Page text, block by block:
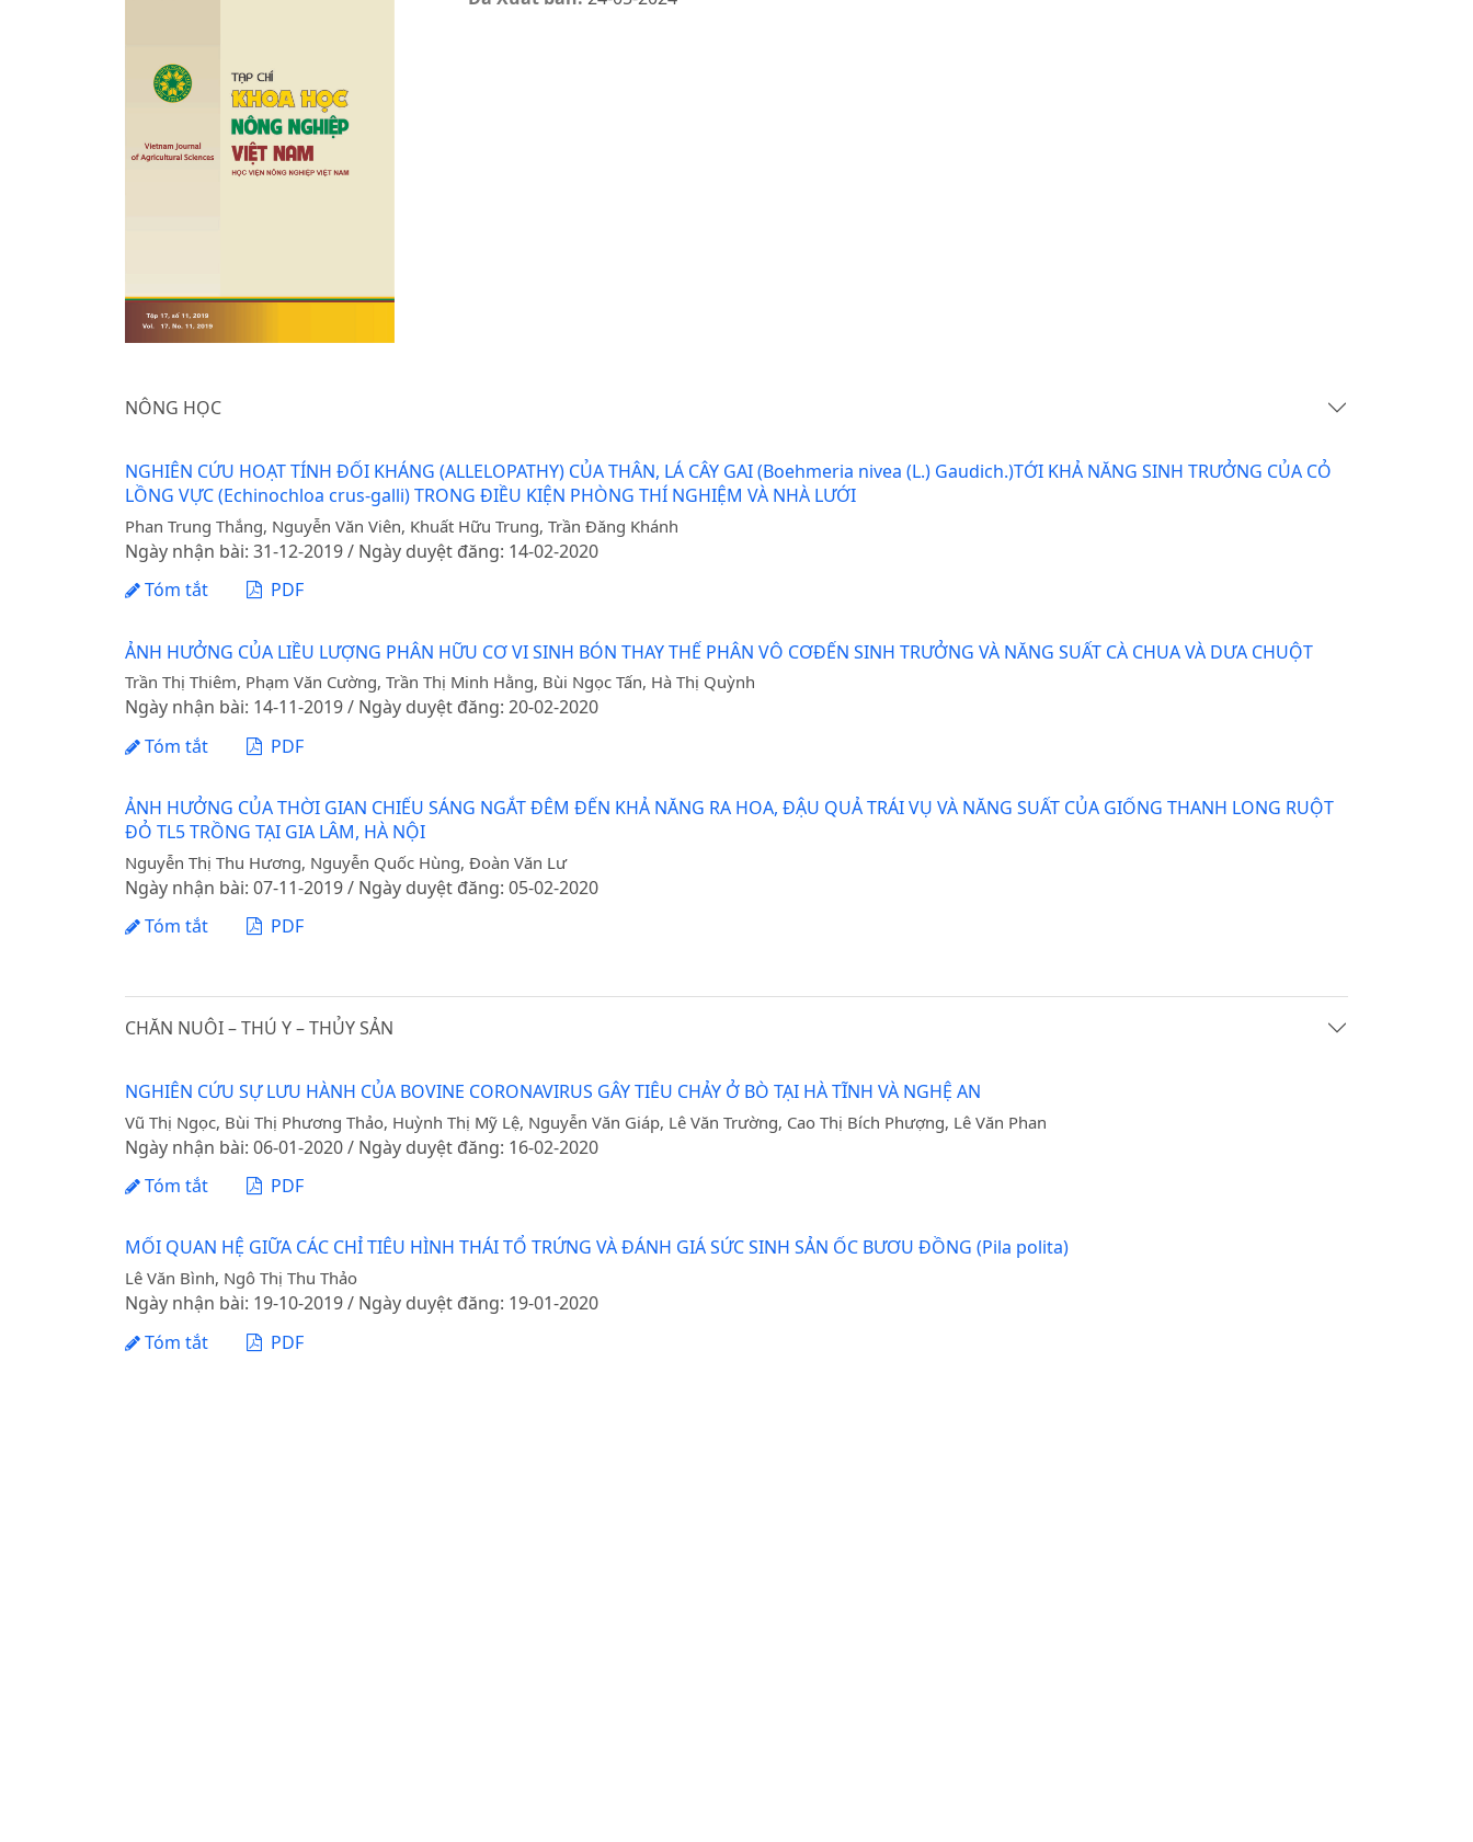
NÔNG HỌC
NGHIÊN CỨU HOẠT TÍNH ĐỐI KHÁNG (ALLELOPATHY) CỦA THÂN, LÁ CÂY GAI (Boehmeria nivea (L.) Gaudich.)TỚI KHẢ NĂNG SINH TRƯỞNG CỦA CỎ
LỒNG VỰC (Echinochloa crus-galli) TRONG ĐIỀU KIỆN PHÒNG THÍ NGHIỆM VÀ NHÀ LƯỚI
Phan Trung Thắng, Nguyễn Văn Viên, Khuất Hữu Trung, Trần Đăng Khánh
Ngày nhận bài: 31-12-2019 / Ngày duyệt đăng: 14-02-2020
Tóm tắt
PDF
ẢNH HƯỞNG CỦA LIỀU LƯỢNG PHÂN HỮU CƠ VI SINH BÓN THAY THẾ PHÂN VÔ CƠĐẾN SINH TRƯỞNG VÀ NĂNG SUẤT CÀ CHUA VÀ DƯA CHUỘT
Trần Thị Thiêm, Phạm Văn Cường, Trần Thị Minh Hằng, Bùi Ngọc Tấn, Hà Thị Quỳnh
Ngày nhận bài: 14-11-2019 / Ngày duyệt đăng: 20-02-2020
Tóm tắt
PDF
ẢNH HƯỞNG CỦA THỜI GIAN CHIẾU SÁNG NGẮT ĐÊM ĐẾN KHẢ NĂNG RA HOA, ĐẬU QUẢ TRÁI VỤ VÀ NĂNG SUẤT CỦA GIỐNG THANH LONG RUỘT
ĐỎ TL5 TRỒNG TẠI GIA LÂM, HÀ NỘI
Nguyễn Thị Thu Hương, Nguyễn Quốc Hùng, Đoàn Văn Lư
Ngày nhận bài: 07-11-2019 / Ngày duyệt đăng: 05-02-2020
Tóm tắt
PDF
CHĂN NUÔI – THÚ Y – THỦY SẢN
NGHIÊN CỨU SỰ LƯU HÀNH CỦA BOVINE CORONAVIRUS GÂY TIÊU CHẢY Ở BÒ TẠI HÀ TĨNH VÀ NGHỆ AN
Vũ Thị Ngọc, Bùi Thị Phương Thảo, Huỳnh Thị Mỹ Lệ, Nguyễn Văn Giáp, Lê Văn Trường, Cao Thị Bích Phượng, Lê Văn Phan
Ngày nhận bài: 06-01-2020 / Ngày duyệt đăng: 16-02-2020
Tóm tắt
PDF
MỐI QUAN HỆ GIỮA CÁC CHỈ TIÊU HÌNH THÁI TỔ TRỨNG VÀ ĐÁNH GIÁ SỨC SINH SẢN ỐC BƯƠU ĐỒNG (Pila polita)
Lê Văn Bình, Ngô Thị Thu Thảo
Ngày nhận bài: 19-10-2019 / Ngày duyệt đăng: 19-01-2020
Tóm tắt
PDF